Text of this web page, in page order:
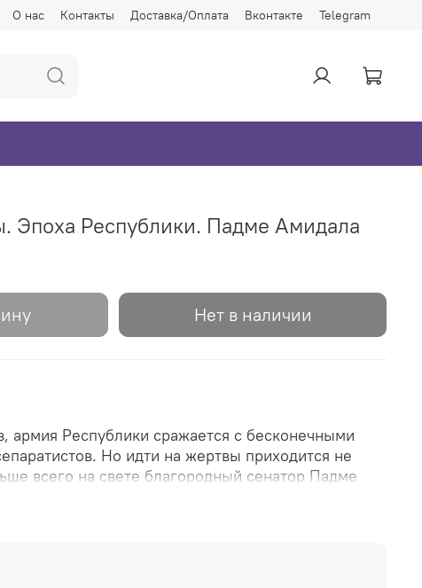
О нас Контакты Доставка/Оплата Вконтакте Telegram
Эпоха Республики. Падме Амидала
Нет в наличии
армия Республики сражается с бесконечными
Но идти на жертвы приходится не
всего на свете благородный сенатор Падме
кровопролитие и положить конец
победы Республики необходимо найти новых